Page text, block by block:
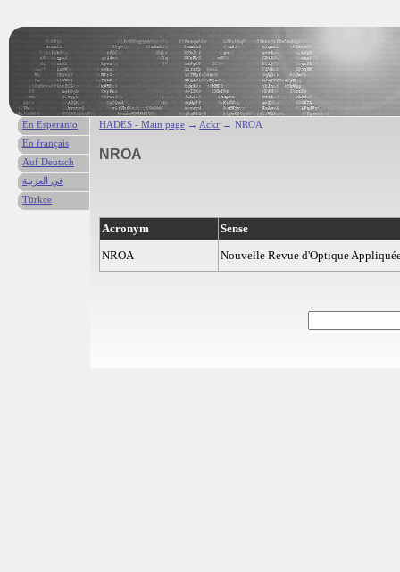
HADES - Main page → Ackr → NROA
NROA
Acronym
Sense
NROA
Nouvelle Revue d'Optique
En Esperanto
En français
Auf Deutsch
في العربية
Türkce